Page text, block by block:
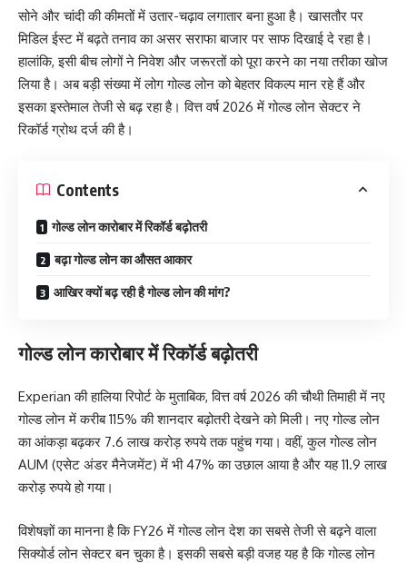
सोने और चांदी की कीमतों में उतार-चढ़ाव लगातार बना हुआ है। खासतौर पर
मिडिल ईस्ट में बढ़ते तनाव का असर सराफा बाजार पर साफ दिखाई दे रहा है।
हालांकि, इसी बीच लोगों ने निवेश और जरूरतों को पूरा करने का नया तरीका खोज
लिया है। अब बड़ी संख्या में लोग गोल्ड लोन को बेहतर विकल्प मान रहे हैं और
इसका इस्तेमाल तेजी से बढ़ रहा है। वित्त वर्ष 2026 में गोल्ड लोन सेक्टर ने
रिकॉर्ड ग्रोथ दर्ज की है।
Contents
गोल्ड लोन कारोबार में रिकॉर्ड बढ़ोतरी
बढ़ा गोल्ड लोन का औसत आकार
आखिर क्यों बढ़ रही है गोल्ड लोन की मांग?
गोल्ड लोन कारोबार में रिकॉर्ड बढ़ोतरी
Experian की हालिया रिपोर्ट के मुताबिक, वित्त वर्ष 2026 की चौथी तिमाही में नए
गोल्ड लोन में करीब 115% की शानदार बढ़ोतरी देखने को मिली। नए गोल्ड लोन
का आंकड़ा बढ़कर 7.6 लाख करोड़ रुपये तक पहुंच गया। वहीं, कुल गोल्ड लोन
AUM (एसेट अंडर मैनेजमेंट) में भी 47% का उछाल आया है और यह 11.9 लाख
करोड़ रुपये हो गया।
विशेषज्ञों का मानना है कि FY26 में गोल्ड लोन देश का सबसे तेजी से बढ़ने वाला
सिक्योर्ड लोन सेक्टर बन चुका है। इसकी सबसे बड़ी वजह यह है कि गोल्ड लोन